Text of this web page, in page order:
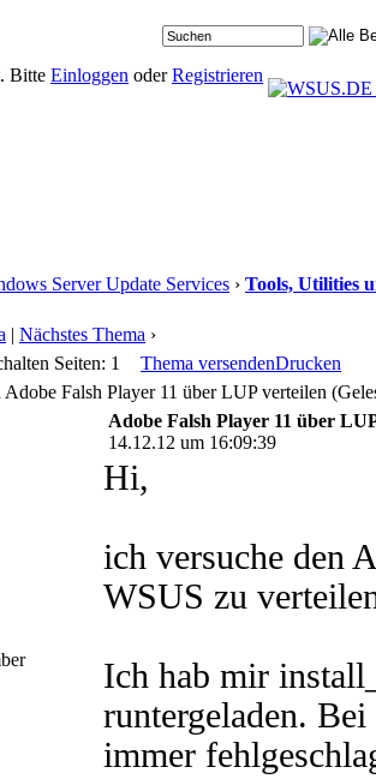
Bitte Einloggen oderRegistrieren
Server Update Services › Tools, Utilities
| Nächstes Thema ›
Seiten: 1
Thema versendenDrucken
Adobe Falsh Player 11 über LUP verteilen
Adobe Falsh Player 11 über
14.12.12 um 16:09:39
Hi,
ich versuche den
WSUS zu
Ich hab mir
runtergeladen.
immer